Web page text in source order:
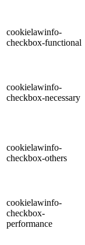
cookielawinfo-
checkbox-functional
cookielawinfo-
checkbox-necessary
cookielawinfo-
checkbox-others
cookielawinfo-
checkbox-
performance